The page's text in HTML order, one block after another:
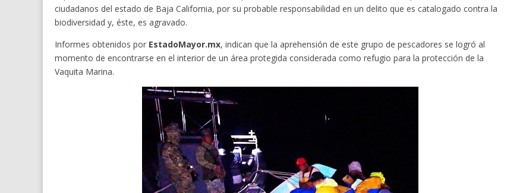
ciudadanos del estado de Baja California, por su probable responsabilidad en un delito que es catalogado contra la
biodiversidad y, éste, es agravado.
Informes obtenidos por EstadoMayor.mx, indican que la aprehensión de este grupo de pescadores se logró al
momento de encontrarse en el interior de un área protegida considerada como refugio para la protección de la
Vaquita Marina.